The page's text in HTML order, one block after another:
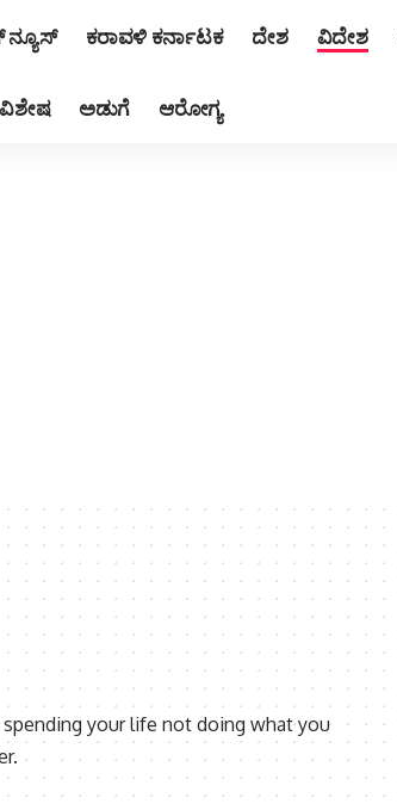
ನ್ಯೂಸ್ ಕರಾವಳಿ ಕರ್ನಾಟಕ ದೇಶ ವಿದೇಶ
ಅಡುಗೆ ಆರೋಗ್ಯ
your life not doing what you